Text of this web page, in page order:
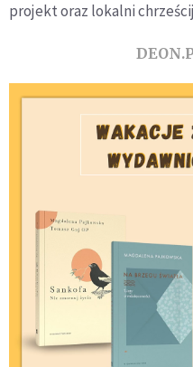
projekt oraz lokalni